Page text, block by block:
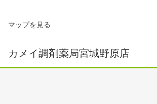
マップを見る
カメイ調剤薬局宮城野原店